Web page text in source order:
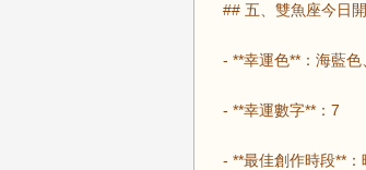
## 五、雙魚座今日
- **幸運色**：海藍色
- **幸運數字**：7
- **最佳創作時段**